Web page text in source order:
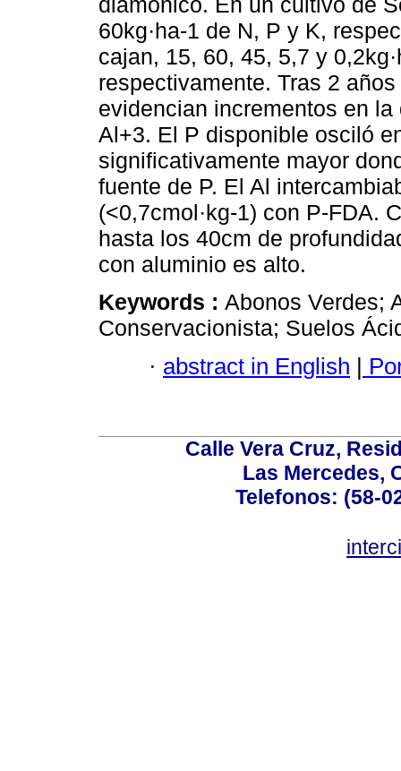
60kg·ha-1 de N, P y K,
cajan, 15, 60, 45, 5,7 y
respectivamente. Tras 2
evidencian incrementos en
Al+3. El P disponible osciló
significativamente mayor
fuente de P. El Al
(<0,7cmol·kg-1) con P-FDA.
hasta los 40cm de
con aluminio es alto.
Keywords : Abonos Verdes;
Conservacionista; Suelos
· abstract in English |
Calle Vera Cruz,
Las Mercedes,
Telefonos: (58-